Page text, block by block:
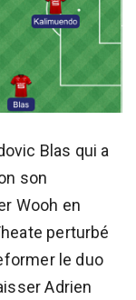
Blas qui a
son
Wooh en
perturbé
le duo
Adrien